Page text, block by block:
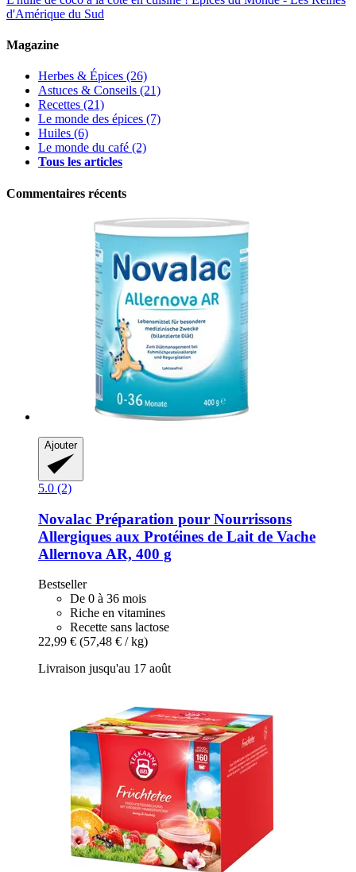
d'Amérique du Sud
Magazine
Herbes & Épices (26)
Astuces & Conseils (21)
Recettes (21)
Le monde des épices (7)
Huiles (6)
Le monde du café (2)
Tous les articles
Commentaires récents
Ajouter
5.0 (2)
Novalac Préparation pour Nourrissons
Allergiques aux Protéines de Lait de Vache
Allernova AR, 400 g
Bestseller
De 0 à 36 mois
Riche en vitamines
Recette sans lactose
22,99 € (57,48 € / kg)
Livraison jusqu'au 17 août